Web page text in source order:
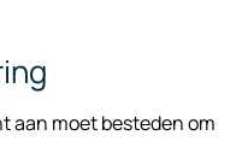
aan moet besteden om